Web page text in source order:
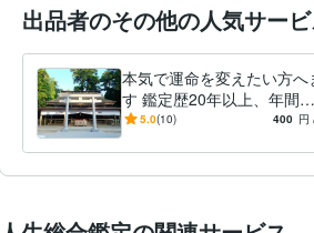
出品者のその他の人気サー
本気で運命を変えたい方へ
す 鑑定歴20年以上、年間数
百人以上行っています
5.0(10) 400 円